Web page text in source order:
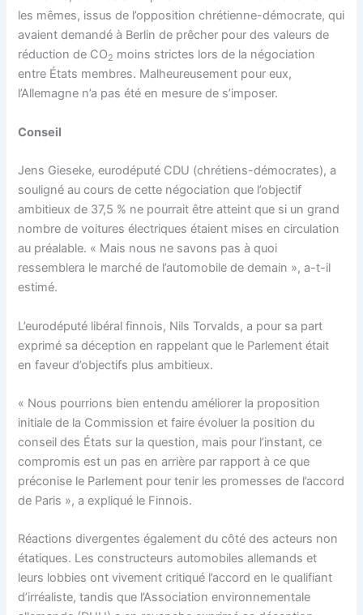
les mêmes, issus de l’opposition chrétienne-démocrate, qui
avaient demandé à Berlin de prêcher pour des valeurs de
réduction de CO2 moins strictes lors de la négociation
entre États membres. Malheureusement pour eux,
l’Allemagne n’a pas été en mesure de s’imposer.
Conseil
Jens Gieseke, eurodéputé CDU (chrétiens-démocrates), a
souligné au cours de cette négociation que l’objectif
ambitieux de 37,5 % ne pourrait être atteint que si un grand
nombre de voitures électriques étaient mises en circulation
au préalable. « Mais nous ne savons pas à quoi
ressemblera le marché de l’automobile de demain », a-t-il
estimé.
L’eurodéputé libéral finnois, Nils Torvalds, a pour sa part
exprimé sa déception en rappelant que le Parlement était
en faveur d’objectifs plus ambitieux.
« Nous pourrions bien entendu améliorer la proposition
initiale de la Commission et faire évoluer la position du
conseil des États sur la question, mais pour l’instant, ce
compromis est un pas en arrière par rapport à ce que
préconise le Parlement pour tenir les promesses de l’accord
de Paris », a expliqué le Finnois.
Réactions divergentes également du côté des acteurs non
étatiques. Les constructeurs automobiles allemands et
leurs lobbies ont vivement critiqué l’accord en le qualifiant
d’irréaliste, tandis que l’Association environnementale